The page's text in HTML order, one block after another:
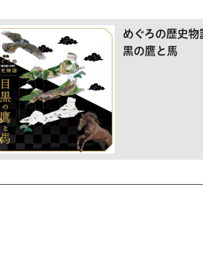
めぐろの歴史物
黒の鷹と馬